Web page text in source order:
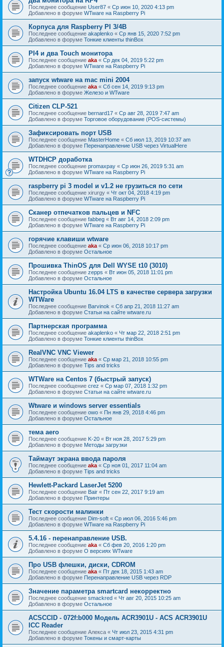
Последнее сообщение User87 « Ср июн 10, 2020 4:13 pm
Добавлено в форуме WTware на Raspberry Pi
Корпуса для Raspberry PI 3/4B
Последнее сообщение akaplenko « Ср янв 15, 2020 7:52 pm
Добавлено в форуме Тонкие клиенты thinBox
PI4 и два Touch монитора
Последнее сообщение aka « Ср дек 04, 2019 5:22 pm
Добавлено в форуме WTware на Raspberry Pi
запуск wtware на mac mini 2004
Последнее сообщение aka « Сб сен 14, 2019 9:13 pm
Добавлено в форуме Железо и WTware
Citizen CLP-521
Последнее сообщение bernard17 « Ср авг 28, 2019 7:47 am
Добавлено в форуме Торговое оборудование (POS-системы)
Зафиксировать порт USB
Последнее сообщение MasterHome « Сб июл 13, 2019 10:37 am
Добавлено в форуме Перенаправление USB через VirtualHere
WTDHCP доработка
Последнее сообщение promaxpay « Ср июн 26, 2019 5:31 am
Добавлено в форуме WTware на Raspberry Pi
raspberry pi 3 model и v1.2 не грузиться по сети
Последнее сообщение xirurgy « Чт окт 04, 2018 4:19 pm
Добавлено в форуме WTware на Raspberry Pi
Сканер отпечатков пальцев и NFC
Последнее сообщение fabbeg « Вт авг 14, 2018 2:09 pm
Добавлено в форуме WTware на Raspberry Pi
горячие клавиши wtware
Последнее сообщение aka « Ср июн 06, 2018 10:17 pm
Добавлено в форуме Остальное
Прошивка ThinOS для Dell WYSE t10 (3010)
Последнее сообщение zepps « Вт июн 05, 2018 11:01 pm
Добавлено в форуме Остальное
Настройка Ubuntu 16.04 LTS в качестве сервера загрузки
WTWare
Последнее сообщение Barvinok « Сб апр 21, 2018 11:27 am
Добавлено в форуме Статьи на сайте wtware.ru
Партнерская программа
Последнее сообщение akaplenko « Чт мар 22, 2018 2:51 pm
Добавлено в форуме Тонкие клиенты thinBox
RealVNC VNC Viewer
Последнее сообщение aka « Ср мар 21, 2018 10:55 pm
Добавлено в форуме Tips and tricks
WTWare на Centos 7 (быстрый запуск)
Последнее сообщение crez « Ср мар 07, 2018 1:32 pm
Добавлено в форуме Статьи на сайте wtware.ru
Wtware и windows server essentials
Последнее сообщение owo « Пн янв 29, 2018 4:46 pm
Добавлено в форуме Остальное
тема aero
Последнее сообщение K-20 « Вт ноя 28, 2017 5:29 pm
Добавлено в форуме Методы загрузки
Таймаут экрана ввода пароля
Последнее сообщение aka « Ср ноя 01, 2017 11:04 am
Добавлено в форуме Tips and tricks
Hewlett-Packard LaserJet 5200
Последнее сообщение Bair « Пт сен 22, 2017 9:19 am
Добавлено в форуме Принтеры
Тест скорости малинки
Последнее сообщение Dim-soft « Ср июл 06, 2016 5:46 pm
Добавлено в форуме WTware на Raspberry Pi
5.4.16 - перенаправление USB.
Последнее сообщение aka « Сб фев 20, 2016 1:20 pm
Добавлено в форуме О версиях WTware
Про USB флешки, диски, CDROM
Последнее сообщение aka « Пт дек 18, 2015 1:43 am
Добавлено в форуме Перенаправление USB через RDP
Значение параметра smartcard некорректно
Последнее сообщение smackred « Чт авг 20, 2015 10:25 am
Добавлено в форуме Остальное
ACSCCID - 072f:b000 Модель ACR3901U - ACS ACR3901U
ICC Reader
Последнее сообщение Алекса « Чт июл 23, 2015 4:31 pm
Добавлено в форуме Токены и смарт-карты